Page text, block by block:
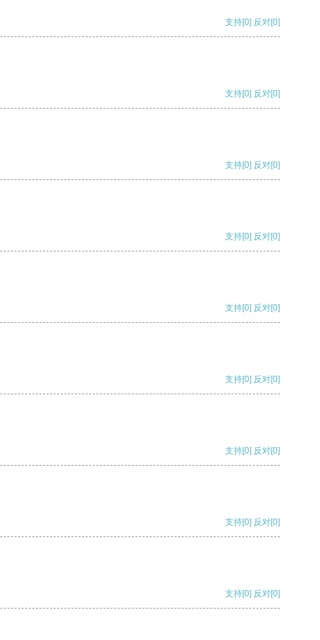
支持[0] 反对[0]
支持[0] 反对[0]
支持[0] 反对[0]
支持[0] 反对[0]
支持[0] 反对[0]
支持[0] 反对[0]
支持[0] 反对[0]
支持[0] 反对[0]
支持[0] 反对[0]